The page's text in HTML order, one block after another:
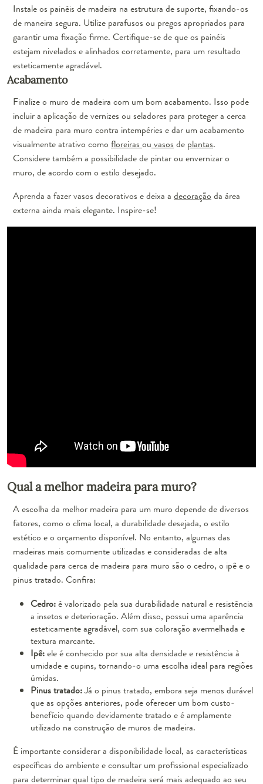
Instale os painéis de madeira na estrutura de suporte, fixando-os
de maneira segura. Utilize parafusos ou pregos apropriados para
garantir uma fixação firme. Certifique-se de que os painéis
estejam nivelados e alinhados corretamente, para um resultado
esteticamente agradável.
Acabamento
Finalize o muro de madeira com um bom acabamento. Isso pode
incluir a aplicação de vernizes ou seladores para proteger a cerca
de madeira para muro contra intempéries e dar um acabamento
visualmente atrativo como floreiras ou vasos de plantas.
Considere também a possibilidade de pintar ou envernizar o
muro, de acordo com o estilo desejado.
Aprenda a fazer vasos decorativos e deixa a decoração da área
externa ainda mais elegante. Inspire-se!
Qual a melhor madeira para muro?
A escolha da melhor madeira para um muro depende de diversos
fatores, como o clima local, a durabilidade desejada, o estilo
estético e o orçamento disponível. No entanto, algumas das
madeiras mais comumente utilizadas e consideradas de alta
qualidade para cerca de madeira para muro são o cedro, o ipê e o
pinus tratado. Confira:
Cedro:é valorizado pela sua durabilidade natural e resistência
a insetos e deterioração. Além disso, possui uma aparência
esteticamente agradável, com sua coloração avermelhada e
textura marcante.
Ipê:ele é conhecido por sua alta densidade e resistência à
umidade e cupins, tornando-o uma escolha ideal para regiões
úmidas.
Pinus tratado:Já o pinus tratado, embora seja menos durável
que as opções anteriores, pode oferecer um bom custo-
benefício quando devidamente tratado e é amplamente
utilizado na construção de muros de madeira.
É importante considerar a disponibilidade local, as características
específicas do ambiente e consultar um profissional especializado
para determinar qual tipo de madeira será mais adequado ao seu